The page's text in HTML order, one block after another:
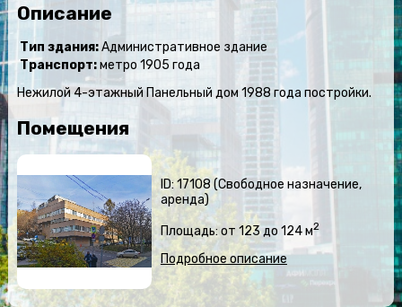
Описание
Тип здания:Административное здание
Транспорт:метро 1905 года
Нежилой 4-этажный Панельный дом 1988 года постройки.
Помещения
ID: 17108 (Свободное назначение,
аренда)
Площадь: от 123 до 124 м2
Подробное описание